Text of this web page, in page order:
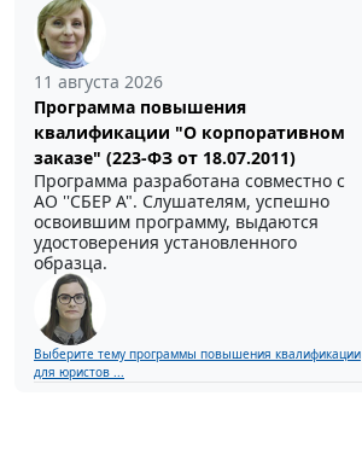
11 августа 2026
Программа повышения
квалификации "О корпоративном
заказе" (223-ФЗ от 18.07.2011)
Программа разработана совместно с
АО ''СБЕР А". Слушателям, успешно
освоившим программу, выдаются
удостоверения установленного
образца.
Выберите тему программы повышения квалификации
для юристов ...